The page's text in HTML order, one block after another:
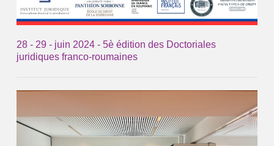
28 - 29 - juin 2024 - 5è édition des Doctoriales
juridiques franco-roumaines